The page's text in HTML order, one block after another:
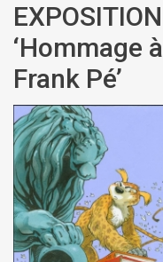
EXPOSITION
‘Hommage à
Frank Pé’